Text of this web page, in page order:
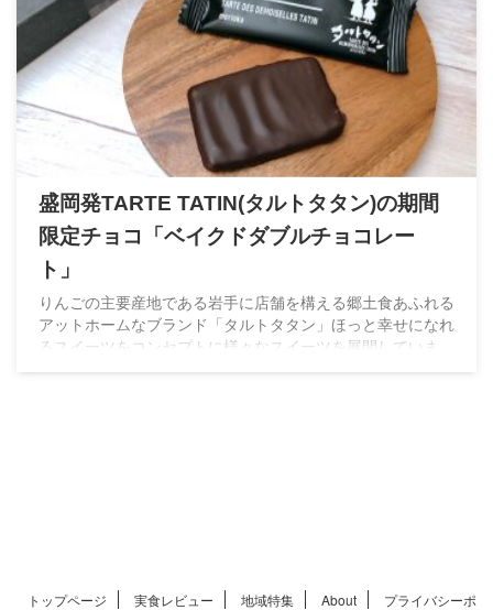
盛岡発TARTE TATIN(タルトタタン)の期間
限定チョコ「ベイクドダブルチョコレー
ト」
りんごの主要産地である岩手に店舗を構える郷土食あふれる
アットホームなブランド「タルトタタン」ほっと幸せになれ
るスイーツをコンセプトに様々なスイーツを展開していま
トップページ 実食レビュー 地域特集 About プライバシーポ